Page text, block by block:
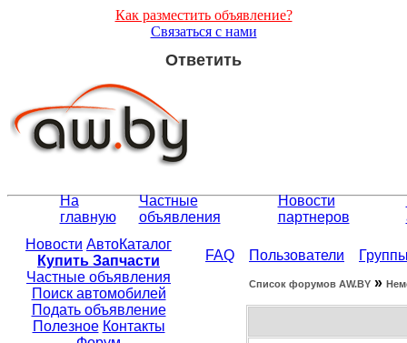
Как разместить объявление?
Связаться с нами
Ответить
На
главную
Частные
объявления
Новости
партнеров
Новости АвтоКаталог
Купить Запчасти
Частные объявления
Поиск автомобилей
Подать объявление
Полезное Контакты
FAQ Пользователи
Список форумов АW.BY »